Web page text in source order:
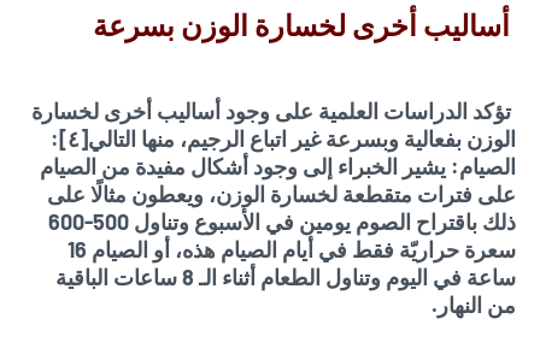
أساليب أخرى لخسارة الوزن بسرعة
تؤكد الدراسات العلمية على وجود أساليب أخرى لخسارة
الوزن بفعالية وبسرعة غير اتباع الرجيم، منها التالي[٤]:
الصيام: يشير الخبراء إلى وجود أشكال مفيدة من الصيام
على فترات متقطعة لخسارة الوزن، ويعطون مثالًا على
ذلك باقتراح الصوم يومين في الأسبوع وتناول 500-600
سعرة حراريّة فقط في أيام الصيام هذه، أو الصيام 16
ساعة في اليوم وتناول الطعام أثناء الـ 8 ساعات الباقية
من النهار.